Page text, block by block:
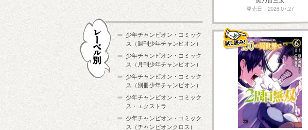
発売日：2026.07.27
少年チャンピオン・コミック
ス（週刊少年チャンピオン）
少年チャンピオン・コミック
ス（月刊少年チャンピオン）
少年チャンピオン・コミック
ス（別冊少年チャンピオン）
少年チャンピオン・コミック
ス・エクストラ
少年チャンピオン・コミック
ス（チャンピオンクロス）